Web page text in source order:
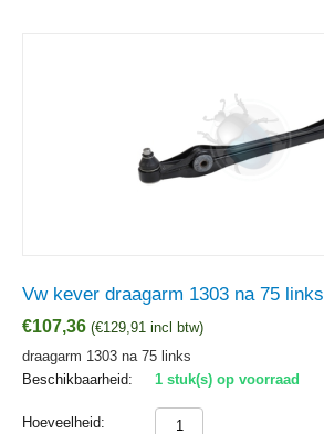
Vw kever draagarm 1303 na 75 links
€107,36 (€129,91 incl btw)
draagarm 1303 na 75 links
Beschikbaarheid:
1 stuk(s) op voorraad
Hoeveelheid: